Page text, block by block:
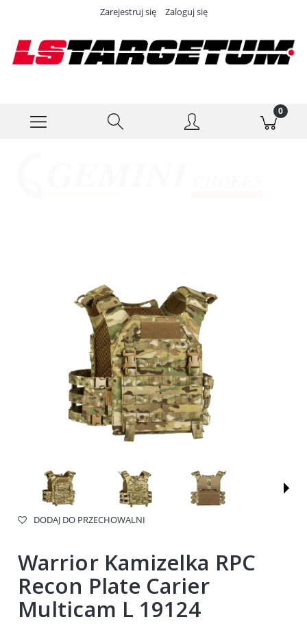
Zarejestruj się Zaloguj się
DODAJ DO PRZECHOWALNI
Warrior Kamizelka RPC
Recon Plate Carier
Multicam L 19124